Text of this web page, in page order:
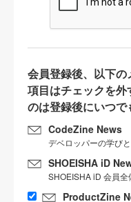
会員登録後、以下
項目はチェックを
のは登録後にいつで
CodeZine News
デベロッパーの学び
SHOEISHA iD
SHOEISHA iD 会員
ProductZine